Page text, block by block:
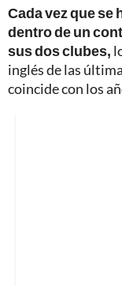
Cada vez que se
dentro de un
sus dos clubes,
inglés de las
coincide con los